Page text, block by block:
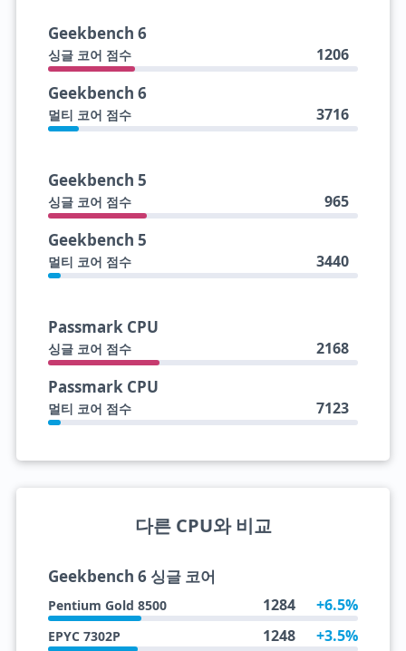
Geekbench 6
싱글 코어 점수 1206
Geekbench 6
멀티 코어 점수 3716
Geekbench 5
싱글 코어 점수 965
Geekbench 5
멀티 코어 점수 3440
Passmark CPU
싱글 코어 점수 2168
Passmark CPU
멀티 코어 점수 7123
다른 CPU와 비교
Geekbench 6 싱글 코어
Pentium Gold 8500 1284 +6.5%
EPYC 7302P 1248 +3.5%